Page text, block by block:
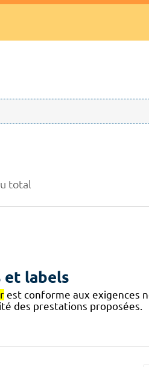
total
et labels
est conforme aux exigences
des prestations proposées.